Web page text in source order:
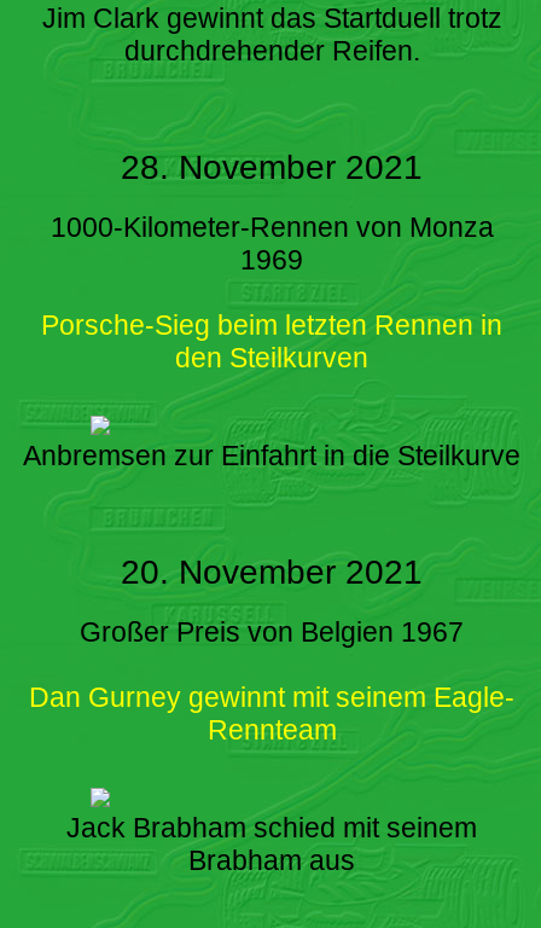
Jim Clark gewinnt das Startduell trotz
durchdrehender Reifen.
28. November 2021
1000-Kilometer-Rennen von Monza
1969
Porsche-Sieg beim letzten Rennen in
den Steilkurven
Anbremsen zur Einfahrt in die Steilkurve
20. November 2021
Großer Preis von Belgien 1967
Dan Gurney gewinnt mit seinem Eagle-
Rennteam
Jack Brabham schied mit seinem
Brabham aus